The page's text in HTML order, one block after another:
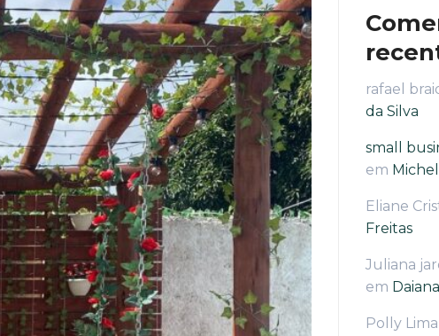
rafael
da Silva
small
em
Eliane
Freitas
Juliana
em
Polly